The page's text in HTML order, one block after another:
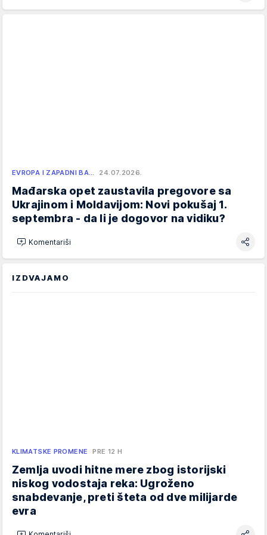
EVROPA I ZAPADNI BA… 24.07.2026.
Mađarska opet zaustavila pregovore sa
Ukrajinom i Moldavijom: Novi pokušaj 1.
septembra - da li je dogovor na vidiku?
Komentariši
IZDVAJAMO
KLIMATSKE PROMENE PRE 12 H
Zemlja uvodi hitne mere zbog istorijski
niskog vodostaja reka: Ugroženo
snabdevanje, preti šteta od dve milijarde
evra